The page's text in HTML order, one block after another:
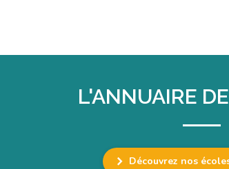
L'ANNUAIRE
Découvrez nos